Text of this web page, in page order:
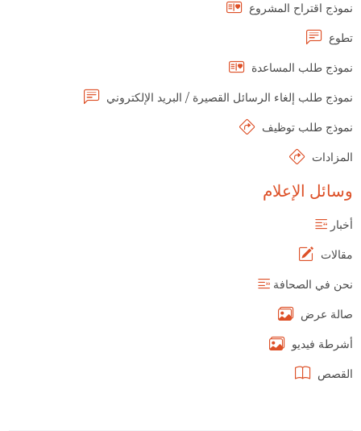
نموذج اقتراح المشروع
تطوع
نموذج طلب المساعدة
نموذج طلب إلغاء الرسائل القصيرة / البريد الإلكتروني
نموذج طلب توظيف
المزادات
وسائل الإعلام
أخبار
مقالات
نحن في الصحافة
صالة عرض
أشرطة فيديو
القصص